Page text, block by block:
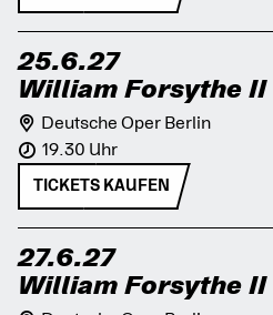
25.6.27
William Forsythe II
Deutsche Oper Berlin
19.30 Uhr
TICKETS KAUFEN
27.6.27
William Forsythe II